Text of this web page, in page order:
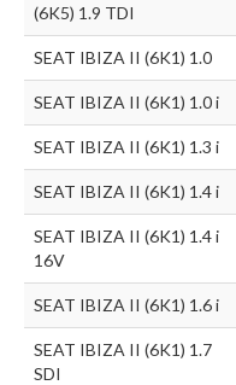
(6K5) 1.9 TDI
SEAT IBIZA II (6K1) 1.0
SEAT IBIZA II (6K1) 1.0 i
SEAT IBIZA II (6K1) 1.3 i
SEAT IBIZA II (6K1) 1.4 i
SEAT IBIZA II (6K1) 1.4 i
16V
SEAT IBIZA II (6K1) 1.6 i
SEAT IBIZA II (6K1) 1.7
SDI